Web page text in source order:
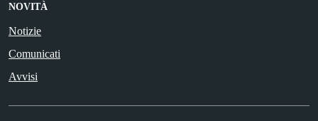
NOVITÀ
Notizie
Comunicati
Avvisi